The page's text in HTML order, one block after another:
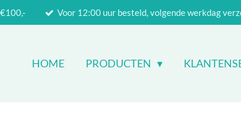
Voor 12:00 uur besteld, volgende werkdag
HOME PRODUCTEN